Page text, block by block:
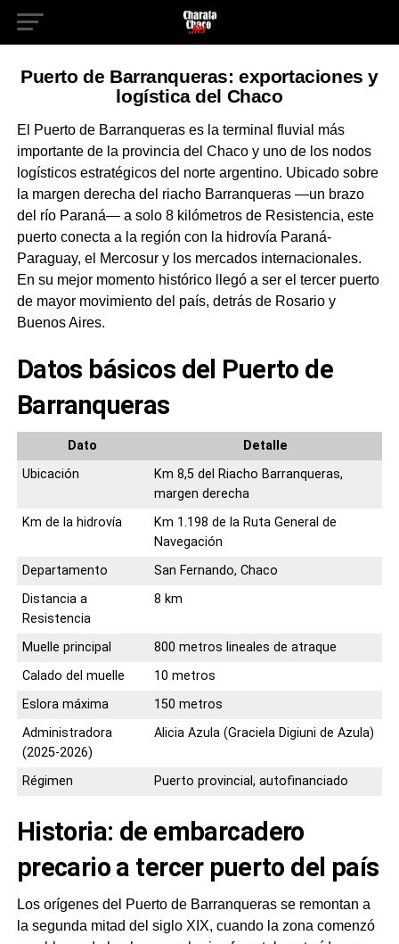
Puerto de Barranqueras: exportaciones y
logística del Chaco
El Puerto de Barranqueras es la terminal fluvial más
importante de la provincia del Chaco y uno de los nodos
logísticos estratégicos del norte argentino. Ubicado sobre
la margen derecha del riacho Barranqueras —un brazo
del río Paraná— a solo 8 kilómetros de Resistencia, este
puerto conecta a la región con la hidrovía Paraná-
Paraguay, el Mercosur y los mercados internacionales.
En su mejor momento histórico llegó a ser el tercer puerto
de mayor movimiento del país, detrás de Rosario y
Buenos Aires.
Datos básicos del Puerto de
Barranqueras
Dato
Detalle
Ubicación
Km 8,5 del Riacho Barranqueras,
margen derecha
Km de la hidrovía
Km 1.198 de la Ruta General de
Navegación
Departamento
San Fernando, Chaco
Distancia a
Resistencia
8 km
Muelle principal
800 metros lineales de atraque
Calado del muelle
10 metros
Eslora máxima
150 metros
Administradora
(2025-2026)
Alicia Azula (Graciela Digiuni de Azula)
Régimen Puerto provincial, autofinanciado
Historia: de embarcadero
precario a tercer puerto del país
Los orígenes del Puerto de Barranqueras se remontan a
la segunda mitad del siglo XIX, cuando la zona comenzó